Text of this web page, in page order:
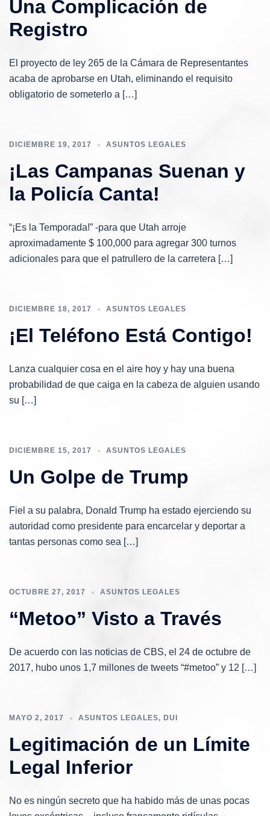
Una Complicación de
Registro
El proyecto de ley 265 de la Cámara de Representantes
acaba de aprobarse en Utah, eliminando el requisito
obligatorio de someterlo a […]
DICIEMBRE 19, 2017 ASUNTOS LEGALES
¡Las Campanas Suenan y
la Policía Canta!
“¡Es la Temporada!” -para que Utah arroje
aproximadamente $ 100,000 para agregar 300 turnos
adicionales para que el patrullero de la carretera […]
DICIEMBRE 18, 2017 ASUNTOS LEGALES
¡El Teléfono Está Contigo!
Lanza cualquier cosa en el aire hoy y hay una buena
probabilidad de que caiga en la cabeza de alguien usando
su […]
DICIEMBRE 15, 2017 ASUNTOS LEGALES
Un Golpe de Trump
Fiel a su palabra, Donald Trump ha estado ejerciendo su
autoridad como presidente para encarcelar y deportar a
tantas personas como sea […]
OCTUBRE 27, 2017 ASUNTOS LEGALES
“Metoo” Visto a Través
De acuerdo con las noticias de CBS, el 24 de octubre de
2017, hubo unos 1,7 millones de tweets “#metoo” y 12 […]
MAYO 2, 2017 ASUNTOS LEGALES, DUI
Legitimación de un Límite
Legal Inferior
No es ningún secreto que ha habido más de unas pocas